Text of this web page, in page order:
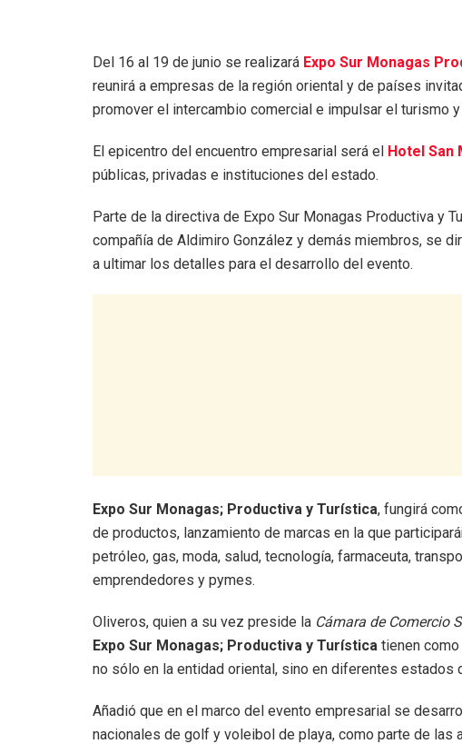
Del 16 al 19 de junio se realizará Expo Sur Monagas
reunirá a empresas de la región oriental y de países
promover el intercambio comercial e impulsar el turismo y
El epicentro del encuentro empresarial será el Hotel San
públicas, privadas e instituciones del estado.
Parte de la directiva de Expo Sur Monagas Productiva y
compañía de Aldimiro González y demás miembros, se
a ultimar los detalles para el desarrollo del evento.
Expo Sur Monagas; Productiva y Turística, fungirá
de productos, lanzamiento de marcas en la que
petróleo, gas, moda, salud, tecnología, farmaceuta,
emprendedores y pymes.
Oliveros, quien a su vez preside la Cámara de Comercio
Expo Sur Monagas; Productiva y Turística tienen
no sólo en la entidad oriental, sino en diferentes estados
Añadió que en el marco del evento empresarial se
nacionales de golf y voleibol de playa, como parte de